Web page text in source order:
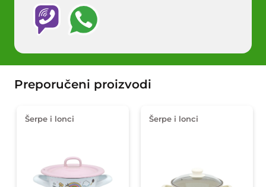
Preporučeni proizvodi
Šerpe i lonci Šerpe i lonci